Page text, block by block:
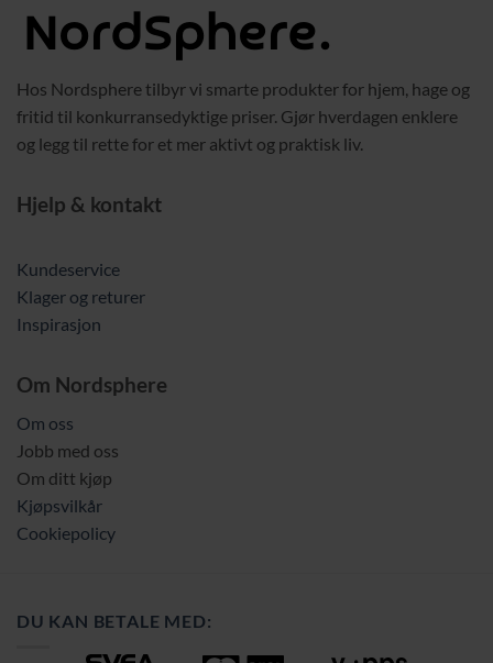
Hos Nordsphere tilbyr vi smarte produkter for hjem, hage og
fritid til konkurransedyktige priser. Gjør hverdagen enklere
og legg til rette for et mer aktivt og praktisk liv.
Hjelp & kontakt
Kundeservice
Klager og returer
Inspirasjon
Om Nordsphere
Om oss
Jobb med oss
Om ditt kjøp
Kjøpsvilkår
Cookiepolicy
DU KAN BETALE MED: